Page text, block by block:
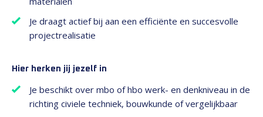
Je draagt actief bij aan een efficiënte en succesvolle
projectrealisatie
Hier herken jij jezelf in
Je beschikt over mbo of hbo werk- en denkniveau in de
richting civiele techniek, bouwkunde of vergelijkbaar